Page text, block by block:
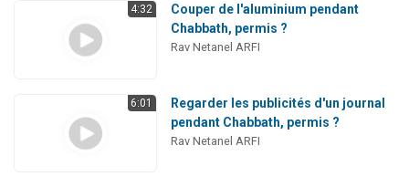
4:32
Couper de l'aluminium pendant
Chabbath, permis ?
Rav Netanel ARFI
6:01
Regarder les publicités d'un journal
pendant Chabbath, permis ?
Rav Netanel ARFI